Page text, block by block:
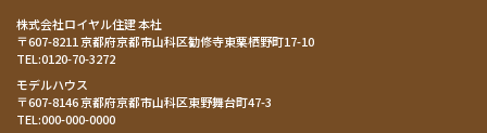
株式会社ロイヤル住建 本社
〒607-8211 京都府京都市山科区勧修寺東栗栖野町17-10
TEL:0120-70-3272
モデルハウス
〒607-8146 京都府京都市山科区東野舞台町47-3
TEL:000-000-0000